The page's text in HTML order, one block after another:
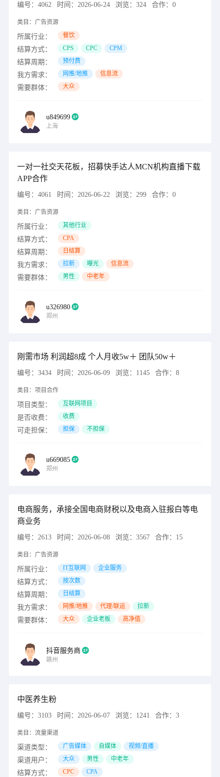
编号： 4062 时间： 2026-06-24 浏览： 324 合作： 0
类目： 广告资源
所属行业： 餐饮
结算方式： CPS CPC CPM
结算周期： 预付费
我方需求： 网推/地推 信息流
需要群体： 大众
u849699
上海
一对一社交天花板，招募快手达人MCN机构直播下载
APP合作
编号： 4061 时间： 2026-06-22 浏览： 299 合作： 0
类目： 广告资源
所属行业： 其他行业
结算方式： CPA
结算周期： 日结算
我方需求： 拉新 曝光 信息流
需要群体： 男性 中老年
u326980
郑州
刚需市场 利润超8成 个人月收5w＋ 团队50w＋
编号： 3434 时间： 2026-06-09 浏览： 1145 合作： 8
类目： 项目合作
项目类型： 互联网项目
是否收费： 收费
可走担保： 担保 不担保
u669085
郑州
电商服务，承接全国电商财税以及电商入驻报白等电
商业务
编号： 2613 时间： 2026-06-08 浏览： 3567 合作： 15
类目： 广告资源
所属行业： IT互联网 企业服务
结算方式： 按次数
结算周期： 日结算
我方需求： 网推/地推 代理/联运 拉新
需要群体： 大众 企业老板 高净值
抖音服务商
赣州
中医养生粉
编号： 3103 时间： 2026-06-07 浏览： 1241 合作： 3
类目： 流量渠道
渠道类型： 广告媒体 自媒体 视频/直播
渠道用户： 大众 男性 中老年
结算方式： CPC CPA